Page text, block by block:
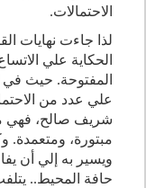
الاحتمالات.
لذا جاءت نهايات
الحكاية علي
المفتوحة. حيث في
علي عدد من
شريف صالح، فهي
مبتورة، ومتعمدة.
ويسير به إلي أن
حافة المحيط..